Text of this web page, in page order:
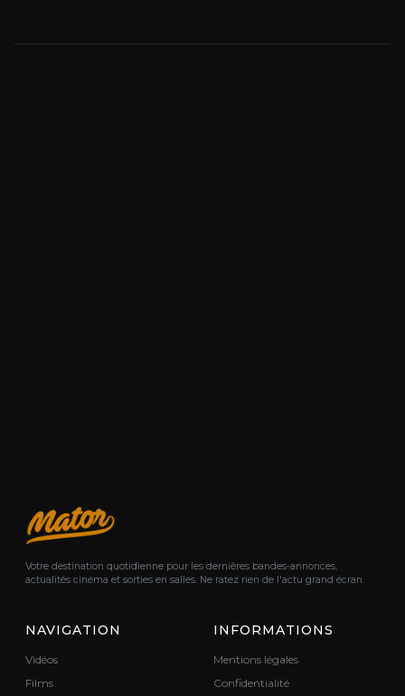
Votre destination quotidienne pour les dernières bandes-annonces,
actualités cinéma et sorties en salles. Ne ratez rien de l'actu grand écran.
NAVIGATION
Vidéos
Films
INFORMATIONS
Mentions légales
Confidentialité